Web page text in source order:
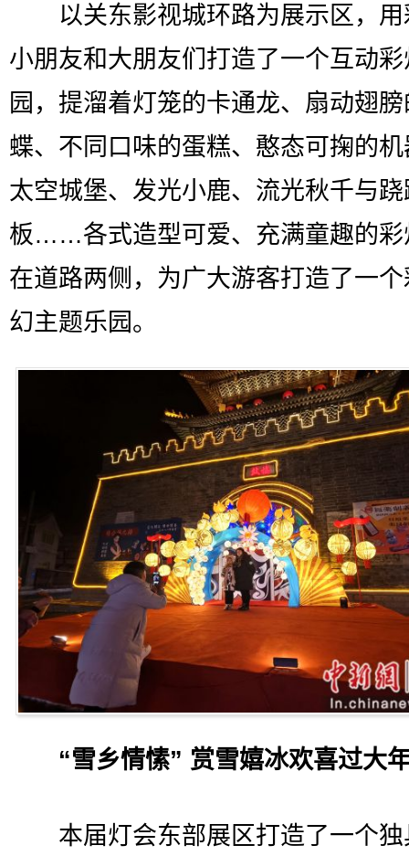
以关东影视城环路为展示区，用
小朋友和大朋友们打造了一个互动
园，提溜着灯笼的卡通龙、扇动翅
蝶、不同口味的蛋糕、憨态可掬的
太空城堡、发光小鹿、流光秋千与跷
板……各式造型可爱、充满童趣的彩
在道路两侧，为广大游客打造了一
幻主题乐园。
“雪乡情愫” 赏雪嬉冰欢喜过大
本届灯会东部展区打造了一个独